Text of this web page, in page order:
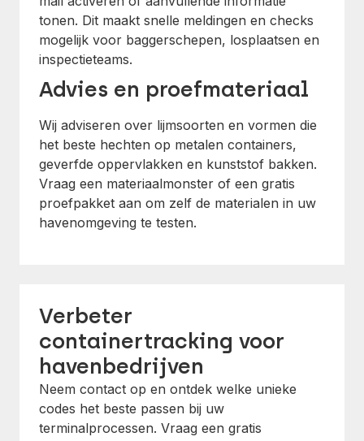
tonen. Dit maakt snelle meldingen en checks
mogelijk voor baggerschepen, losplaatsen en
inspectieteams.
Advies en proefmateriaal
Wij adviseren over lijmsoorten en vormen die
het beste hechten op metalen containers,
geverfde oppervlakken en kunststof bakken.
Vraag een materiaalmonster of een gratis
proefpakket aan om zelf de materialen in uw
havenomgeving te testen.
Verbeter
containertracking voor
havenbedrijven
Neem contact op en ontdek welke unieke
codes het beste passen bij uw
terminalprocessen. Vraag een gratis